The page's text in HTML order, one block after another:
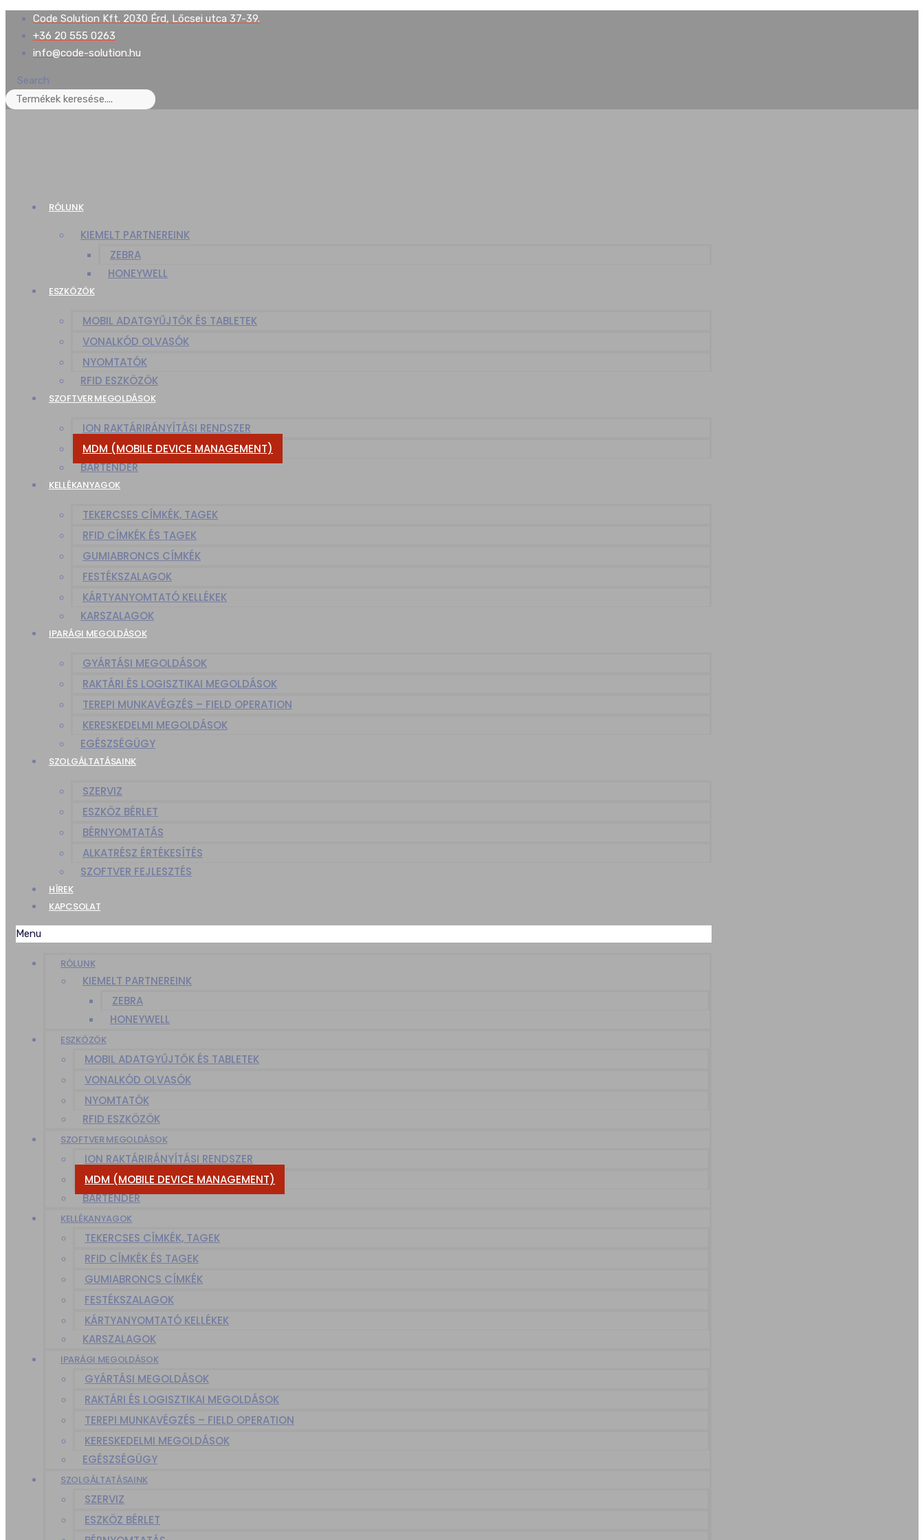
Skip
content
Code Solution Kft. 2030 Érd, Lőcsei utca 37-39.
+36 20 555 0263
info@code-solution.hu
Search
RÓLUNK
KIEMELT PARTNEREINK
ZEBRA
HONEYWELL
ESZKÖZÖK
MOBIL ADATGYŰJTŐK ÉS TABLETEK
VONALKÓD OLVASÓK
NYOMTATÓK
RFID ESZKÖZÖK
SZOFTVER MEGOLDÁSOK
ION RAKTÁRIRÁNYÍTÁSI RENDSZER
MDM (MOBILE DEVICE MANAGEMENT)
BARTENDER
KELLÉKANYAGOK
TEKERCSES CÍMKÉK, TAGEK
RFID CÍMKÉK ÉS TAGEK
GUMIABRONCS CÍMKÉK
FESTÉKSZALAGOK
KÁRTYANYOMTATÓ KELLÉKEK
KARSZALAGOK
IPARÁGI MEGOLDÁSOK
GYÁRTÁSI MEGOLDÁSOK
RAKTÁRI ÉS LOGISZTIKAI MEGOLDÁSOK
TEREPI MUNKAVÉGZÉS – FIELD OPERATION
KERESKEDELMI MEGOLDÁSOK
EGÉSZSÉGÜGY
SZOLGÁLTATÁSAINK
SZERVIZ
ESZKÖZ BÉRLET
BÉRNYOMTATÁS
ALKATRÉSZ ÉRTÉKESÍTÉS
SZOFTVER FEJLESZTÉS
HÍREK
KAPCSOLAT
Menu
RÓLUNK
KIEMELT PARTNEREINK
ZEBRA
HONEYWELL
ESZKÖZÖK
MOBIL ADATGYŰJTŐK ÉS TABLETEK
VONALKÓD OLVASÓK
NYOMTATÓK
RFID ESZKÖZÖK
SZOFTVER MEGOLDÁSOK
ION RAKTÁRIRÁNYÍTÁSI RENDSZER
MDM (MOBILE DEVICE MANAGEMENT)
BARTENDER
KELLÉKANYAGOK
TEKERCSES CÍMKÉK, TAGEK
RFID CÍMKÉK ÉS TAGEK
GUMIABRONCS CÍMKÉK
FESTÉKSZALAGOK
KÁRTYANYOMTATÓ KELLÉKEK
KARSZALAGOK
IPARÁGI MEGOLDÁSOK
GYÁRTÁSI MEGOLDÁSOK
RAKTÁRI ÉS LOGISZTIKAI MEGOLDÁSOK
TEREPI MUNKAVÉGZÉS – FIELD OPERATION
KERESKEDELMI MEGOLDÁSOK
EGÉSZSÉGÜGY
SZOLGÁLTATÁSAINK
SZERVIZ
ESZKÖZ BÉRLET